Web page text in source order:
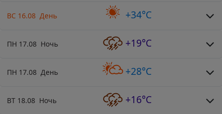
ВС 16.08 День +34°C
ПН 17.08 Ночь +19°C
ПН 17.08 День +28°C
ВТ 18.08 Ночь +16°C